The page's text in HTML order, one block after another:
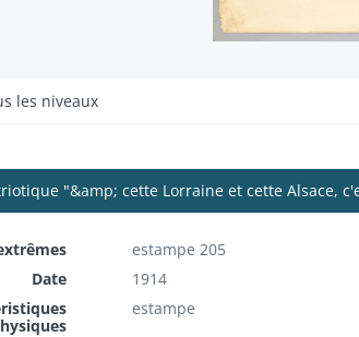
les niveaux
"&amp; cette Lorraine et cette Alsace,
estampe 205
Date
1914
estampe